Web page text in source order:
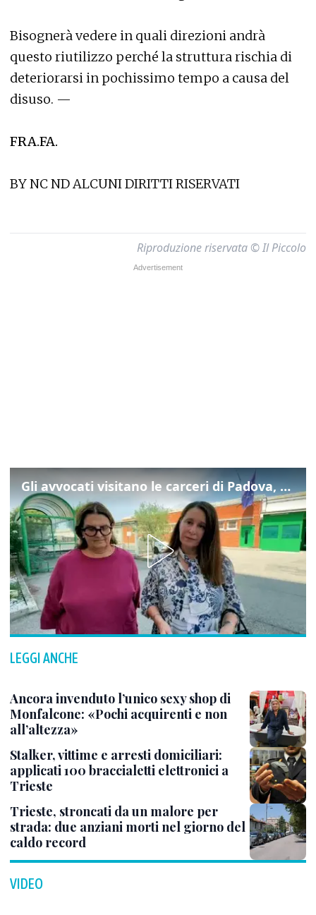
Bisognerà vedere in quali direzioni andrà
questo riutilizzo perché la struttura rischia di
deteriorarsi in pochissimo tempo a causa del
disuso. —
FRA.FA.
BY NC ND ALCUNI DIRITTI RISERVATI
Riproduzione riservata © Il Piccolo
Gli avvocati visitano le carceri di Padova, ecco cosa hanno trovato
LEGGI ANCHE
Ancora invenduto l’unico sexy shop di
Monfalcone: «Pochi acquirenti e non
all’altezza»
Stalker, vittime e arresti domiciliari:
applicati 100 braccialetti elettronici a
Trieste
Trieste, stroncati da un malore per
strada: due anziani morti nel giorno del
caldo record
VIDEO